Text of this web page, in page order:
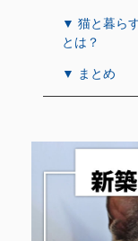
▼ 猫と暮ら
とは？
▼ まとめ